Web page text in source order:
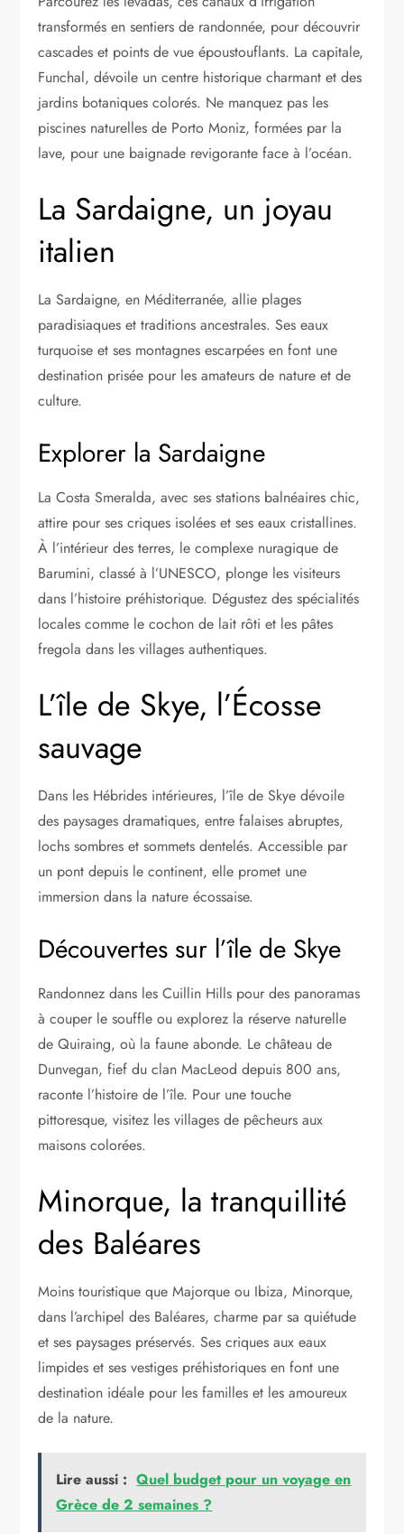
transformés en sentiers de randonnée, pour découvrir
cascades et points de vue époustouflants. La capitale,
Funchal, dévoile un centre historique charmant et des
jardins botaniques colorés. Ne manquez pas les
piscines naturelles de Porto Moniz, formées par la
lave, pour une baignade revigorante face à l’océan.
La Sardaigne, un joyau
italien
La Sardaigne, en Méditerranée, allie plages
paradisiaques et traditions ancestrales. Ses eaux
turquoise et ses montagnes escarpées en font une
destination prisée pour les amateurs de nature et de
culture.
Explorer la Sardaigne
La Costa Smeralda, avec ses stations balnéaires chic,
attire pour ses criques isolées et ses eaux cristallines.
À l’intérieur des terres, le complexe nuragique de
Barumini, classé à l’UNESCO, plonge les visiteurs
dans l’histoire préhistorique. Dégustez des spécialités
locales comme le cochon de lait rôti et les pâtes
fregola dans les villages authentiques.
L’île de Skye, l’Écosse
sauvage
Dans les Hébrides intérieures, l’île de Skye dévoile
des paysages dramatiques, entre falaises abruptes,
lochs sombres et sommets dentelés. Accessible par
un pont depuis le continent, elle promet une
immersion dans la nature écossaise.
Découvertes sur l’île de Skye
Randonnez dans les Cuillin Hills pour des panoramas
à couper le souffle ou explorez la réserve naturelle
de Quiraing, où la faune abonde. Le château de
Dunvegan, fief du clan MacLeod depuis 800 ans,
raconte l’histoire de l’île. Pour une touche
pittoresque, visitez les villages de pêcheurs aux
maisons colorées.
Minorque, la tranquillité
des Baléares
Moins touristique que Majorque ou Ibiza, Minorque,
dans l’archipel des Baléares, charme par sa quiétude
et ses paysages préservés. Ses criques aux eaux
limpides et ses vestiges préhistoriques en font une
destination idéale pour les familles et les amoureux
de la nature.
Lire aussi : Quel budget pour un voyage en
Grèce de 2 semaines ?